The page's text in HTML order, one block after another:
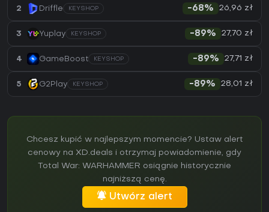
2 Driffle KEYSHOP -68% 26,96 zł
3 Yuplay KEYSHOP -89% 27,70 zł
4 GameBoost KEYSHOP -89% 27,71 zł
5 G2Play KEYSHOP -89% 28,01 zł
Chcesz kupić w najlepszym momencie? Ustaw alert
cenowy na XD.deals i otrzymaj powiadomienie, gdy
Total War: WARHAMMER osiągnie historycznie
najniższą cenę.
Utwórz alert